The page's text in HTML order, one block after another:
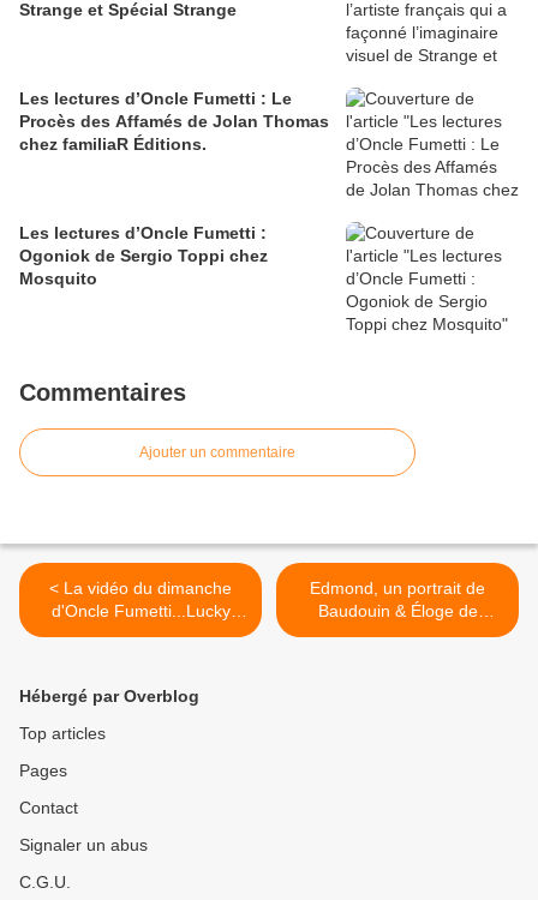
Strange et Spécial Strange
Les lectures d’Oncle Fumetti : Le
Procès des Affamés de Jolan Thomas
chez familiaR Éditions.
Les lectures d’Oncle Fumetti :
Ogoniok de Sergio Toppi chez
Mosquito
Commentaires
Ajouter un commentaire
< La vidéo du dimanche
d'Oncle Fumetti...Lucky
Luke, Morris et Goscinny.
Edmond, un portrait de
Baudouin & Éloge de
l’impuissance de Baudoin et
Hébergé par Overblog
Top articles
Pages
Contact
Signaler un abus
C.G.U.